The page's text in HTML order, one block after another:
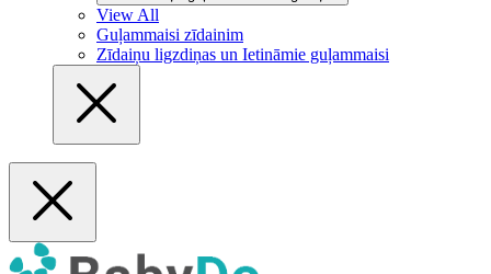
View All
Guļammaisi zīdainim
Zīdaiņu ligzdiņas un Ietināmie guļammaisi